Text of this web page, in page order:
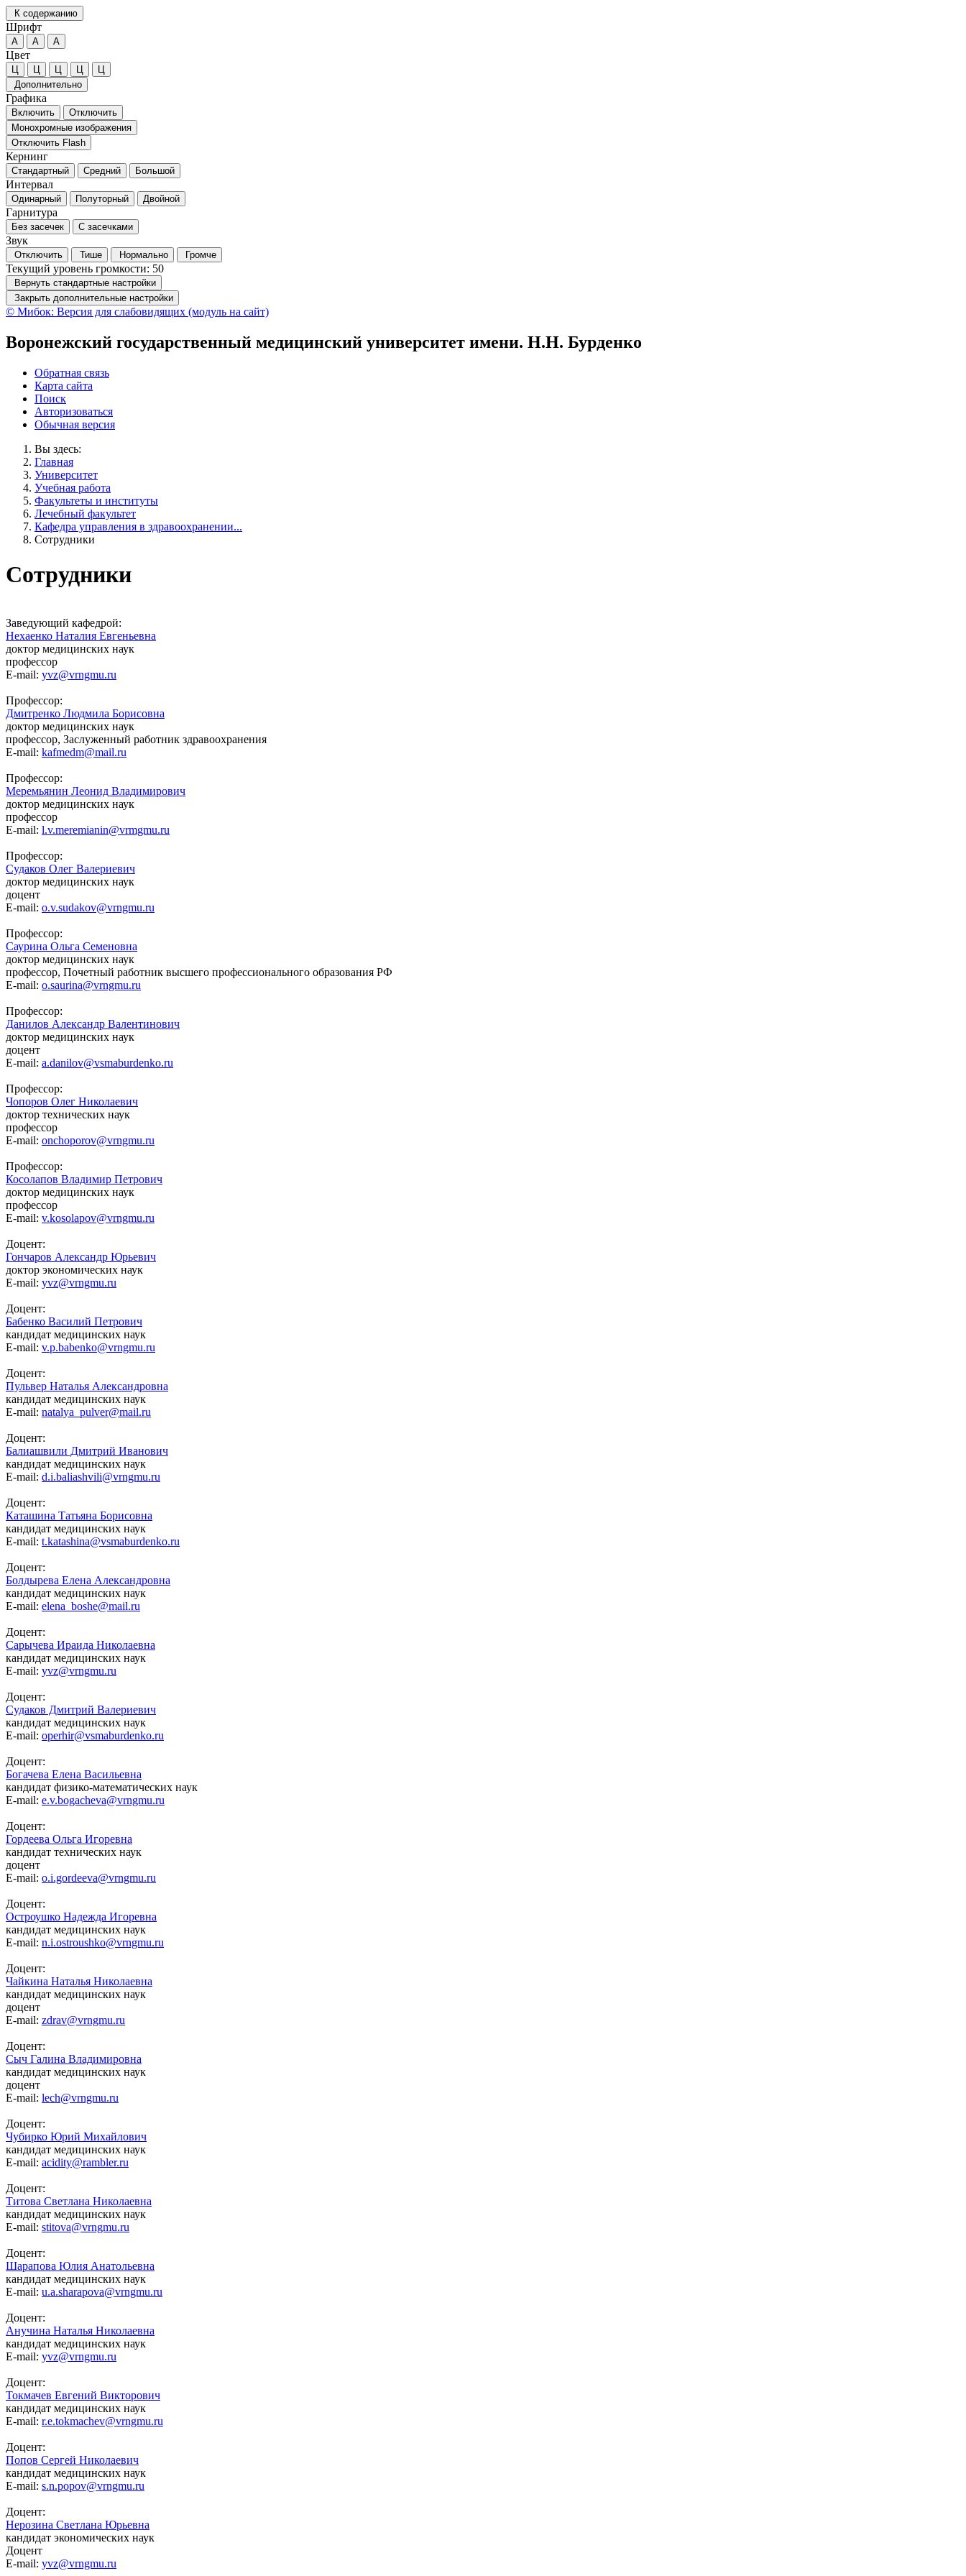
К содержанию
Шрифт
А А А
Цвет
Ц Ц Ц Ц
Ц
Дополнительно
Графика
Включить
Отключить
Монохромные изображения
Отключить Flash
Кернинг
Стандартный Средний Большой
Интервал
Одинарный Полуторный Двойной
Гарнитура
Без засечек С засечками
Звук
Отключить Тише Нормально Громче
Текущий уровень громкости: 50
Вернуть стандартные настройки
Закрыть дополнительные настройки
© Мибок: Версия для слабовидящих (модуль на сайт)
Воронежский государственный медицинский университет имени. Н.Н. Бурденко
Обратная связь
Карта сайта
Поиск
Авторизоваться
Обычная версия
Вы здесь:
Главная
Университет
Учебная работа
Факультеты и институты
Лечебный факультет
Кафедра управления в здравоохранении...
Сотрудники
Сотрудники
Заведующий кафедрой:
Нехаенко Наталия Евгеньевна
доктор медицинских наук
профессор
E-mail: yvz@vrngmu.ru
Профессор:
Дмитренко Людмила Борисовна
доктор медицинских наук
профессор, Заслуженный работник здравоохранения
E-mail: kafmedm@mail.ru
Профессор:
Меремьянин Леонид Владимирович
доктор медицинских наук
профессор
E-mail: l.v.meremianin@vrmgmu.ru
Профессор:
Судаков Олег Валериевич
доктор медицинских наук
доцент
E-mail: o.v.sudakov@vrngmu.ru
Профессор:
Саурина Ольга Семеновна
доктор медицинских наук
профессор, Почетный работник высшего профессионального образования РФ
E-mail: o.saurina@vrngmu.ru
Профессор:
Данилов Александр Валентинович
доктор медицинских наук
доцент
E-mail: a.danilov@vsmaburdenko.ru
Профессор:
Чопоров Олег Николаевич
доктор технических наук
профессор
E-mail: onchoporov@vrngmu.ru
Профессор:
Косолапов Владимир Петрович
доктор медицинских наук
профессор
E-mail: v.kosolapov@vrngmu.ru
Доцент:
Гончаров Александр Юрьевич
доктор экономических наук
E-mail: yvz@vrngmu.ru
Доцент:
Бабенко Василий Петрович
кандидат медицинских наук
E-mail: v.p.babenko@vrngmu.ru
Доцент:
Пульвер Наталья Александровна
кандидат медицинских наук
E-mail: natalya_pulver@mail.ru
Доцент:
Балиашвили Дмитрий Иванович
кандидат медицинских наук
E-mail: d.i.baliashvili@vrngmu.ru
Доцент:
Каташина Татьяна Борисовна
кандидат медицинских наук
E-mail: t.katashina@vsmaburdenko.ru
Доцент:
Болдырева Елена Александровна
кандидат медицинских наук
E-mail: elena_boshe@mail.ru
Доцент:
Сарычева Ираида Николаевна
кандидат медицинских наук
E-mail: yvz@vrngmu.ru
Доцент:
Судаков Дмитрий Валериевич
кандидат медицинских наук
E-mail: operhir@vsmaburdenko.ru
Доцент:
Богачева Елена Васильевна
кандидат физико-математических наук
E-mail: e.v.bogacheva@vrngmu.ru
Доцент:
Гордеева Ольга Игоревна
кандидат технических наук
доцент
E-mail: o.i.gordeeva@vrngmu.ru
Доцент:
Остроушко Надежда Игоревна
кандидат медицинских наук
E-mail: n.i.ostroushko@vrngmu.ru
Доцент:
Чайкина Наталья Николаевна
кандидат медицинских наук
доцент
E-mail: zdrav@vrngmu.ru
Доцент:
Сыч Галина Владимировна
кандидат медицинских наук
доцент
E-mail: lech@vrngmu.ru
Доцент:
Чубирко Юрий Михайлович
кандидат медицинских наук
E-mail: acidity@rambler.ru
Доцент:
Титова Светлана Николаевна
кандидат медицинских наук
E-mail: stitova@vrngmu.ru
Доцент:
Шарапова Юлия Анатольевна
кандидат медицинских наук
E-mail: u.a.sharapova@vrngmu.ru
Доцент:
Анучина Наталья Николаевна
кандидат медицинских наук
E-mail: yvz@vrngmu.ru
Доцент:
Токмачев Евгений Викторович
кандидат медицинских наук
E-mail: r.e.tokmachev@vrngmu.ru
Доцент:
Попов Сергей Николаевич
кандидат медицинских наук
E-mail: s.n.popov@vrngmu.ru
Доцент:
Нерозина Светлана Юрьевна
кандидат экономических наук
Доцент
E-mail: yvz@vrngmu.ru